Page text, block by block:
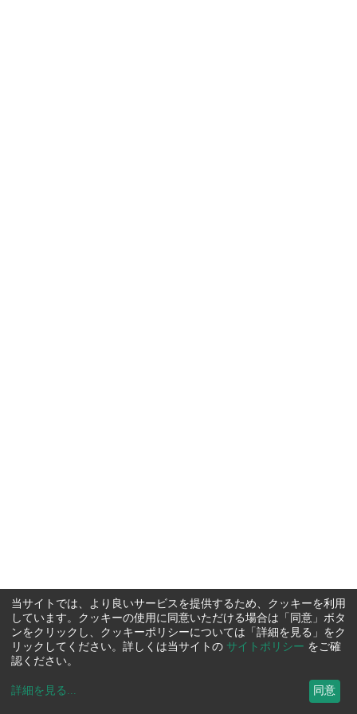
当サイトでは、より良いサービスを提供するため、クッキーを利用
しています。クッキーの使用に同意いただける場合は「同意」ボタ
ンをクリックし、クッキーポリシーについては「詳細を見る」をク
リックしてください。詳しくは当サイトの サイトポリシー をご確
認ください。
詳細を見る ... 同意